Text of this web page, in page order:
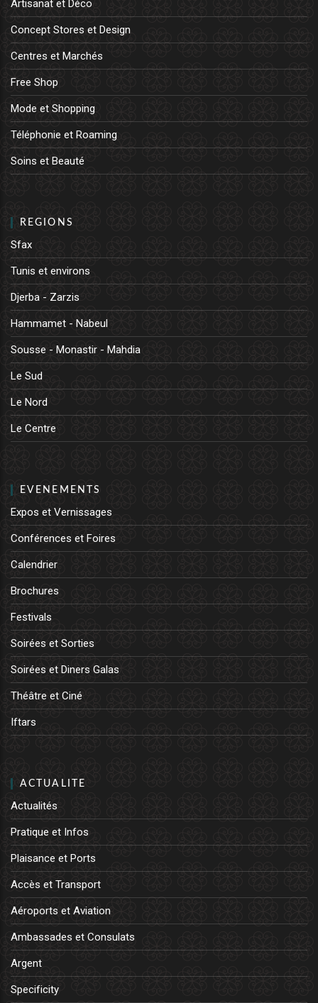
Artisanat et Déco
Concept Stores et Design
Centres et Marchés
Free Shop
Mode et Shopping
Téléphonie et Roaming
Soins et Beauté
REGIONS
Sfax
Tunis et environs
Djerba - Zarzis
Hammamet - Nabeul
Sousse - Monastir - Mahdia
Le Sud
Le Nord
Le Centre
EVENEMENTS
Expos et Vernissages
Conférences et Foires
Calendrier
Brochures
Festivals
Soirées et Sorties
Soirées et Diners Galas
Théâtre et Ciné
Iftars
ACTUALITE
Actualités
Pratique et Infos
Plaisance et Ports
Accès et Transport
Aéroports et Aviation
Ambassades et Consulats
Argent
Specificity